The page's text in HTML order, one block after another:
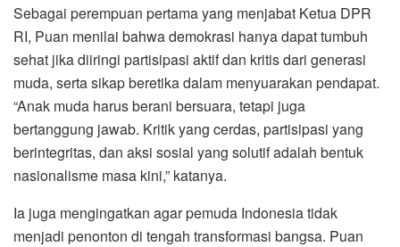
Sebagai perempuan pertama yang menjabat Ketua DPR
RI, Puan menilai bahwa demokrasi hanya dapat tumbuh
sehat jika diiringi partisipasi aktif dan kritis dari generasi
muda, serta sikap beretika dalam menyuarakan pendapat.
“Anak muda harus berani bersuara, tetapi juga
bertanggung jawab. Kritik yang cerdas, partisipasi yang
berintegritas, dan aksi sosial yang solutif adalah bentuk
nasionalisme masa kini,” katanya.
Ia juga mengingatkan agar pemuda Indonesia tidak
menjadi penonton di tengah transformasi bangsa. Puan